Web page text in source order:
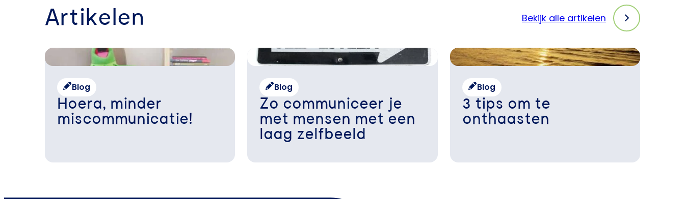
Artikelen Bekijk alle artikelen
Blog
Hoera, minder
miscommunicatie!
Blog
Zo communiceer je
met mensen met een
laag zelfbeeld
Blog
3 tips om te
onthaasten